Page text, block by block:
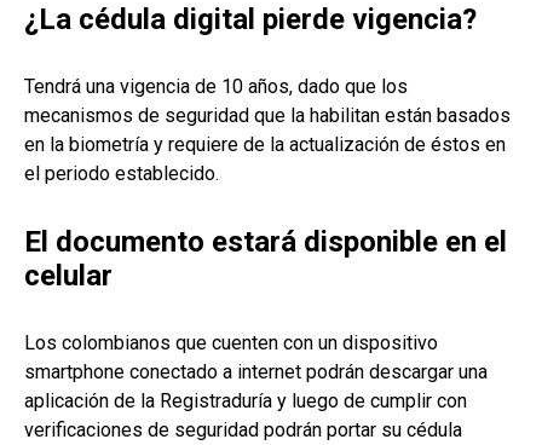
¿La cédula digital pierde vigencia?
Tendrá una vigencia de 10 años, dado que los
mecanismos de seguridad que la habilitan están basados
en la biometría y requiere de la actualización de éstos en
el periodo establecido.
El documento estará disponible en el
celular
Los colombianos que cuenten con un dispositivo
smartphone conectado a internet podrán descargar una
aplicación de la Registraduría y luego de cumplir con
verificaciones de seguridad podrán portar su cédula